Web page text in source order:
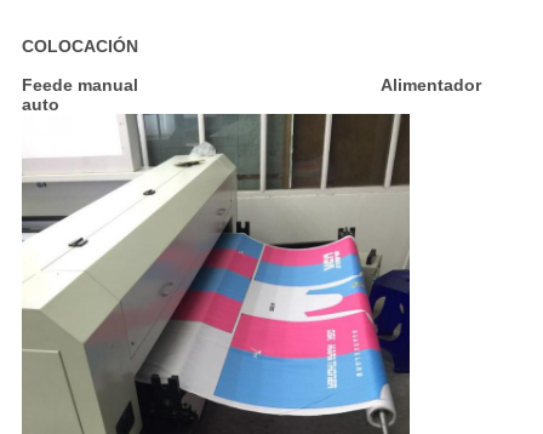
COLOCACIÓN
Feede manual Alimentador
auto